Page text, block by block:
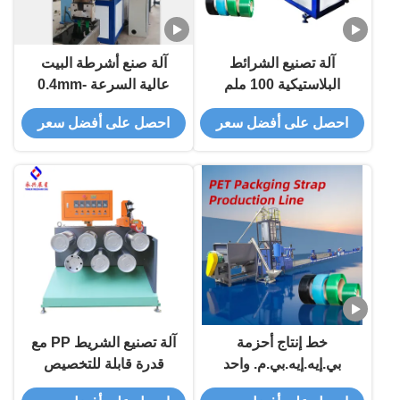
آلة تصنيع الشرائط
البلاستيكية 100 ملم
احصل على أفضل سعر
آلة صنع أشرطة البيت
عالية السرعة 0.4mm-
1.5mm 5mm-32mm
احصل على أفضل سعر
خط إنتاج أحزمة
بي.إيه.إيه.بي.م. واحد
المسمار مع مادة
آلة تصنيع الشريط PP مع
قدرة قابلة للتخصيص
100-800 كغ / ساعة ،